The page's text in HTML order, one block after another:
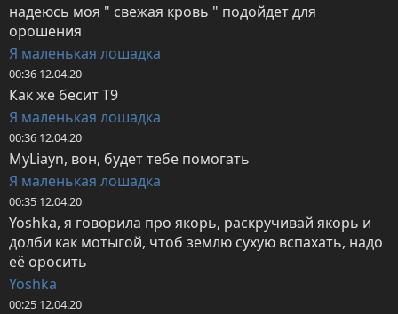
надеюсь моя " свежая кровь " подойдет для
орошения
Я маленькая лошадка
00:36 12.04.20
Как же бесит Т9
Я маленькая лошадка
00:36 12.04.20
MyLiayn, вон, будет тебе помогать
Я маленькая лошадка
00:35 12.04.20
Yoshka, я говорила про якорь, раскручивай якорь и
долби как мотыгой, чтоб землю сухую вспахать, надо
её оросить
Yoshka
00:25 12.04.20